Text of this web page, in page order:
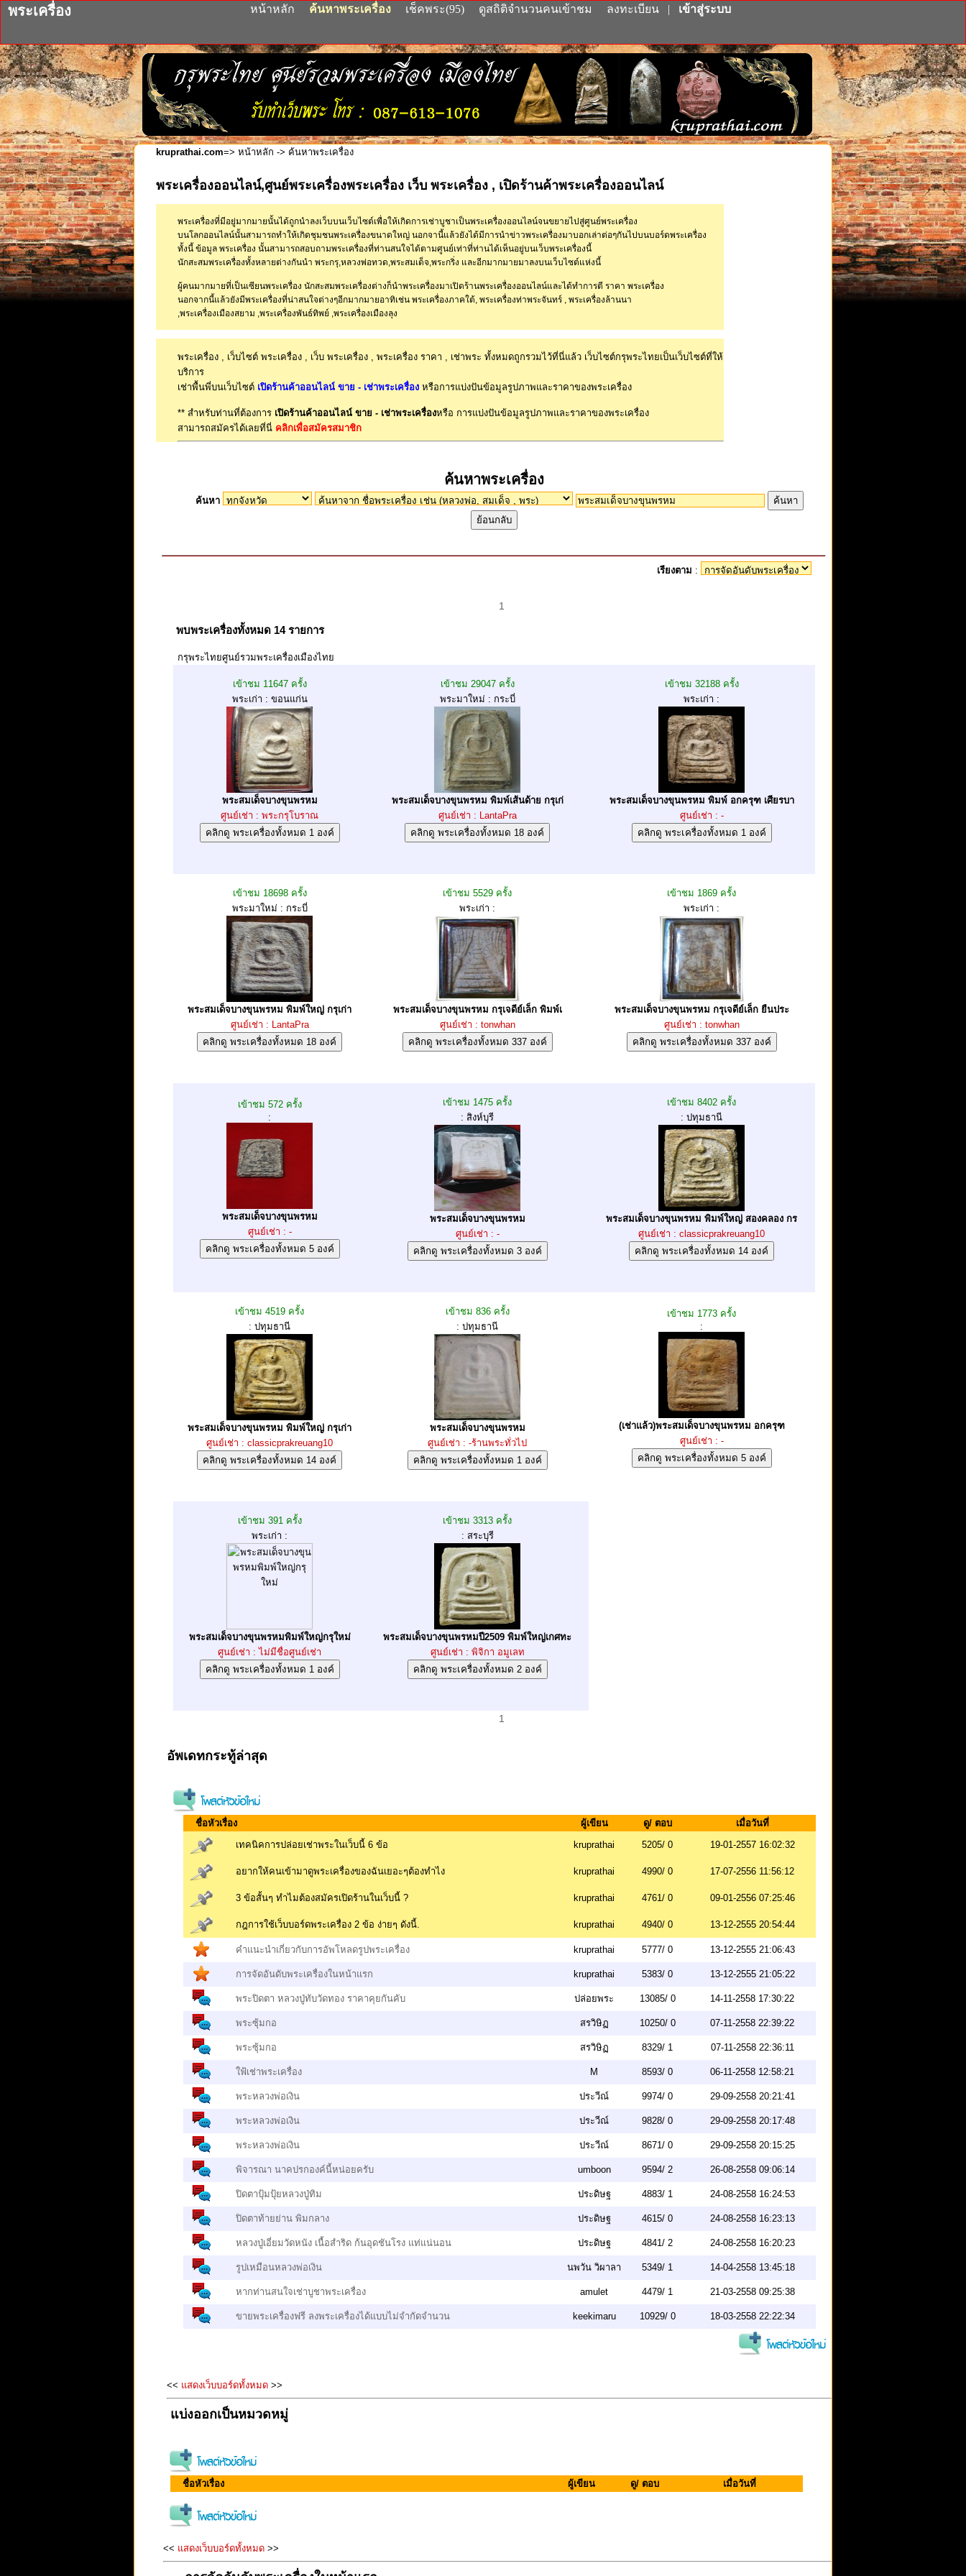
พระเครื่อง หน้าหลัก ค้นหาพระเครื่อง เช็คพระ(95) ดูสถิติจำนวนคนเข้าชม ลงทะเบียน | เข้าสู่ระบบ
kruprathai.com=> หน้าหลัก -> ค้นหาพระเครื่อง
พระเครื่องออนไลน์,ศูนย์พระเครื่องพระเครื่อง เว็บ พระเครื่อง , เปิดร้านค้าพระเครื่องออนไลน์
พระเครื่องที่มีอยู่มากมายนั้นได้ถูกนำลงเว็บบนเว็บไซต์เพื่อให้เกิดการเช่าบูชาเป็นพระเครื่องออนไลน์จนขยายไปสู่ศูนย์พระเครื่อง
บนโลกออนไลน์นั้นสามารถทำให้เกิดชุมชนพระเครื่องขนาดใหญ่ นอกจานี้แล้วยังได้มีการนำข่าวพระเครื่องมาบอกเล่าต่อๆกันไปบนบอร์ดพระเครื่อง
ทั้งนี้ ข้อมูล พระเครื่อง นั้นสามารถสอบถามพระเครื่องที่ท่านสนใจได้ตามศูนย์เท่าที่ท่านได้เห็นอยู่บนเว็บพระเครื่องนี้
นักสะสมพระเครื่องทั้งหลายต่างกันนำ พระกรุ,หลวงพ่อทวด,พระสมเด็จ,พระกริ่ง และอีกมากมายมาลงบนเว็บไซต์แห่งนี้
ผู้คนมากมายที่เป็นเซียนพระเครื่อง นักสะสมพระเครื่องต่างก็นำพระเครื่องมาเปิดร้านพระเครื่องออนไลน์และได้ทำการตี ราคา พระเครื่อง
นอกจากนี้แล้วยังมีพระเครื่องที่น่าสนใจต่างๆอีกมากมายอาทิเช่น พระเครื่องภาคใต้, พระเครื่องท่าพระจันทร์ , พระเครื่องล้านนา
,พระเครื่องเมืองสยาม ,พระเครื่องพันธ์ทิพย์ ,พระเครื่องเมืองลุง
พระเครื่อง , เว็บไซต์ พระเครื่อง , เว็บ พระเครื่อง , พระเครื่อง ราคา , เช่าพระ ทั้งหมดถูกรวมไว้ที่นี่แล้ว เว็บไซต์กรุพระไทยเป็นเว็บไซต์ที่ให้
บริการ
เช่าพื้นพี่บนเว็บไซต์ เปิดร้านค้าออนไลน์ ขาย - เช่าพระเครื่อง หรือการแบ่งปันข้อมูลรูปภาพและราคาของพระเครื่อง
** สำหรับท่านที่ต้องการ เปิดร้านค้าออนไลน์ ขาย - เช่าพระเครื่องหรือ การแบ่งปันข้อมูลรูปภาพและราคาของพระเครื่อง
สามารถสมัครได้เลยที่นี่ คลิกเพื่อสมัครสมาชิก
ค้นหาพระเครื่อง
ค้นหา
เรียงตาม :
1
พบพระเครื่องทั้งหมด 14 รายการ
กรุพระไทยศูนย์รวมพระเครื่องเมืองไทย
เข้าชม 11647 ครั้ง
พระเก่า : ขอนแก่น
พระสมเด็จบางขุนพรหม
ศูนย์เช่า : พระกรุโบราณ
เข้าชม 29047 ครั้ง
พระมาใหม่ : กระบี่
พระสมเด็จบางขุนพรหม พิมพ์เส้นด้าย กรุเก่
ศูนย์เช่า : LantaPra
เข้าชม 32188 ครั้ง
พระเก่า :
พระสมเด็จบางขุนพรหม พิมพ์ อกครุฑ เศียรบา
ศูนย์เช่า : -
เข้าชม 18698 ครั้ง
พระมาใหม่ : กระบี่
พระสมเด็จบางขุนพรหม พิมพ์ใหญ่ กรุเก่า
ศูนย์เช่า : LantaPra
เข้าชม 5529 ครั้ง
พระเก่า :
พระสมเด็จบางขุนพรหม กรุเจดีย์เล็ก พิมพ์เ
ศูนย์เช่า : tonwhan
เข้าชม 1869 ครั้ง
พระเก่า :
พระสมเด็จบางขุนพรหม กรุเจดีย์เล็ก ยืนประ
ศูนย์เช่า : tonwhan
เข้าชม 572 ครั้ง
:
พระสมเด็จบางขุนพรหม
ศูนย์เช่า : -
เข้าชม 1475 ครั้ง
: สิงห์บุรี
พระสมเด็จบางขุนพรหม
ศูนย์เช่า : -
เข้าชม 8402 ครั้ง
: ปทุมธานี
พระสมเด็จบางขุนพรหม พิมพ์ใหญ่ สองคลอง กร
ศูนย์เช่า : classicprakreuang10
เข้าชม 4519 ครั้ง
: ปทุมธานี
พระสมเด็จบางขุนพรหม พิมพ์ใหญ่ กรุเก่า
ศูนย์เช่า : classicprakreuang10
เข้าชม 836 ครั้ง
: ปทุมธานี
พระสมเด็จบางขุนพรหม
ศูนย์เช่า : -ร้านพระทั่วไป
เข้าชม 1773 ครั้ง
:
(เช่าแล้ว)พระสมเด็จบางขุนพรหม อกครุฑ
ศูนย์เช่า : -
เข้าชม 391 ครั้ง
พระเก่า :
พระสมเด็จบางขุนพรหมพิมพ์ใหญ่กรุใหม่
ศูนย์เช่า : ไม่มีชื่อศูนย์เช่า
เข้าชม 3313 ครั้ง
: สระบุรี
พระสมเด็จบางขุนพรหมปี2509 พิมพ์ใหญ่เกศทะ
ศูนย์เช่า : พิจิกา อมูเลท
1
อัพเดทกระทู้ล่าสุด
ชื่อหัวเรื่อง ผู้เขียน ดู/ ตอบ
เมื่อวันที่
เทคนิคการปล่อยเช่าพระในเว็บนี้ 6 ข้อ
kruprathai 5205/ 0 19-01-2557 16:02:32
อยากให้คนเข้ามาดูพระเครื่องของฉันเยอะๆต้องทำไง kruprathai 4990/ 0 17-07-2556 11:56:12
3 ข้อสั้นๆ ทำไมต้องสมัครเปิดร้านในเว็บนี้ ? kruprathai 4761/ 0 09-01-2556 07:25:46
กฎการใช้เว็บบอร์ดพระเครื่อง 2 ข้อ ง่ายๆ ดังนี้. kruprathai 4940/ 0 13-12-2555 20:54:44
คำแนะนำเกี่ยวกับการอัพโหลดรูปพระเครื่อง kruprathai 5777/ 0 13-12-2555 21:06:43
การจัดอันดับพระเครื่องในหน้าแรก kruprathai 5383/ 0 13-12-2555 21:05:22
พระปิดตา หลวงปู่ทับวัดทอง ราคาคุยกันคับ ปล่อยพระ 13085/ 0 14-11-2558 17:30:22
พระซุ้มกอ สรวิษิฏ 10250/ 0 07-11-2558 22:39:22
พระซุ้มกอ สรวิษิฏ 8329/ 1 07-11-2558 22:36:11
ใฟ้เช่าพระเครื่อง M 8593/ 0 06-11-2558 12:58:21
พระหลวงพ่อเงิน ประวีณ์ 9974/ 0 29-09-2558 20:21:41
พระหลวงพ่อเงิน ประวีณ์ 9828/ 0 29-09-2558 20:17:48
พระหลวงพ่อเงิน ประวีณ์ 8671/ 0 29-09-2558 20:15:25
พิจารณา นาคปรกองค์นี้หน่อยครับ umboon 9594/ 2 26-08-2558 09:06:14
ปิดตาปุ้มปุ้ยหลวงปู่ทิม ประดิษฐ 4883/ 1 24-08-2558 16:24:53
ปิดตาท้ายย่าน พิมกลาง ประดิษฐ 4615/ 0 24-08-2558 16:23:13
หลวงปู่เอี่ยมวัดหนัง เนื้อสำริด ก้นอุดชันโรง แท่แน่นอน ประดิษฐ 4841/ 2 24-08-2558 16:20:23
รูปเหมือนหลวงพ่อเงิน นพวัน วิผาลา 5349/ 1 14-04-2558 13:45:18
หากท่านสนใจเช่าบูชาพระเครื่อง amulet 4479/ 1 21-03-2558 09:25:38
ขายพระเครื่องฟรี ลงพระเครื่องได้แบบไม่จำกัดจำนวน keekimaru 10929/ 0 18-03-2558 22:22:34
<< แสดงเว็บบอร์ดทั้งหมด >>
แบ่งออกเป็นหมวดหมู่
ชื่อหัวเรื่อง ผู้เขียน ดู/ ตอบ เมื่อวันที่
<< แสดงเว็บบอร์ดทั้งหมด >>